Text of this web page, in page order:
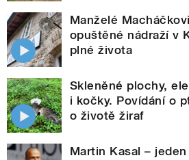
Manželé
opuštěné nádraží v
plné života
Skleněné plochy,
i kočky. Povídání o
o životě žiraf
Martin Kasal –